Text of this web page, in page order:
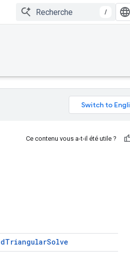
/
Ce contenu vous a-t-il été utile ?
TriangularSolve